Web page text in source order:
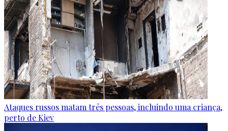
Ataques russos matam três pessoas, incluindo uma criança,
perto de Kiev